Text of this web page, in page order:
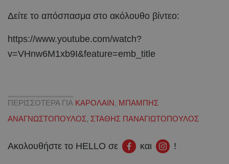
Δείτε το απόσπασμα στο ακόλουθο βίντεο:
https://www.youtube.com/watch?
v=VHnw6M1xb9I&feature=emb_title
ΠΕΡΙΣΣΟΤΕΡΑ ΓΙΑ ΚΑΡΟΛΑΙΝ, ΜΠΑΜΠΗΣ
ΑΝΑΓΝΩΣΤΟΠΟΥΛΟΣ, ΣΤΑΘΗΣ ΠΑΝΑΓΙΩΤΟΠΟΥΛΟΣ
Ακολουθήστε το HELLO σε και !